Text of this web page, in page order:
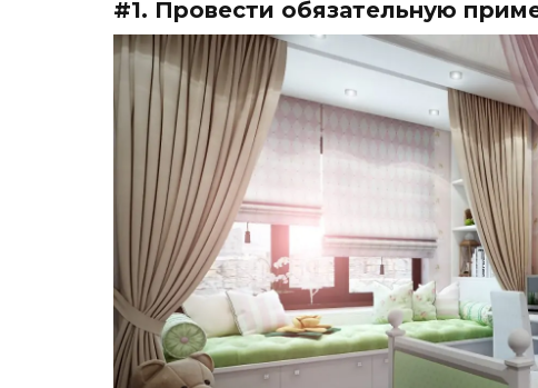
#1. Провести обязательную